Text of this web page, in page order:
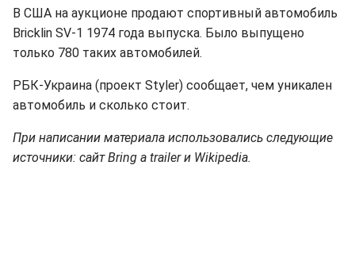
В США на аукционе продают спортивный автомобиль
Bricklin SV-1 1974 года выпуска. Было выпущено
только 780 таких автомобилей.
РБК-Украина (проект Styler) сообщает, чем уникален
автомобиль и сколько стоит.
При написании материала использовались следующие
источники: сайт Bring a trailer и Wikipedia.